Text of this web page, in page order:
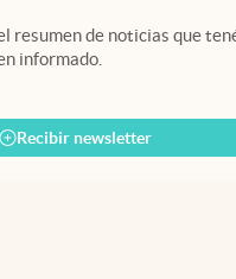
resumen de noticias que
informado.
Recibir newsletter